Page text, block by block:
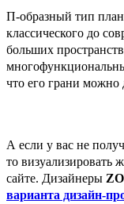
П-образный тип
классического до
больших
что его грани можно
А если у вас не
то визуализировать
сайте. Дизайнеры
варианта дизайн-